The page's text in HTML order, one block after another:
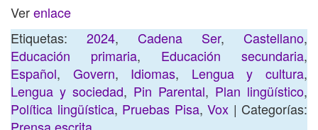
Verenlace
Etiquetas: 2024, Cadena Ser, Castellano,
Educación primaria, Educación secundaria,
Español, Govern, Idiomas, Lengua y cultura,
Lengua y sociedad, Pin Parental, Plan lingüístico,
Política lingüística, Pruebas Pisa, Vox | Categorías: